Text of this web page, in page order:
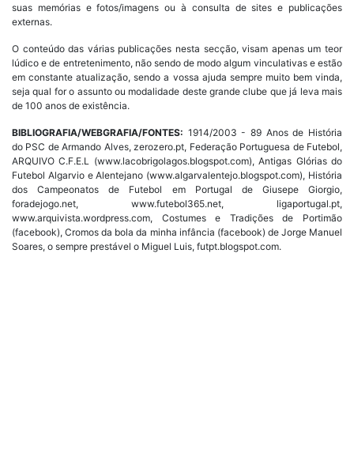
suas memórias e fotos/imagens ou à consulta de sites e publicações
externas.
O conteúdo das várias publicações nesta secção, visam apenas um teor
lúdico e de entretenimento, não sendo de modo algum vinculativas e estão
em constante atualização, sendo a vossa ajuda sempre muito bem vinda,
seja qual for o assunto ou modalidade deste grande clube que já leva mais
de 100 anos de existência.
BIBLIOGRAFIA/WEBGRAFIA/FONTES: 1914/2003 - 89 Anos de História
do PSC de Armando Alves, zerozero.pt, Federação Portuguesa de Futebol,
ARQUIVO C.F.E.L (www.lacobrigolagos.blogspot.com), Antigas Glórias do
Futebol Algarvio e Alentejano (www.algarvalentejo.blogspot.com), História
dos Campeonatos de Futebol em Portugal de Giusepe Giorgio,
foradejogo.net, www.futebol365.net, ligaportugal.pt,
www.arquivista.wordpress.com, Costumes e Tradições de Portimão
(facebook), Cromos da bola da minha infância (facebook) de Jorge Manuel
Soares, o sempre prestável o Miguel Luis, futpt.blogspot.com.